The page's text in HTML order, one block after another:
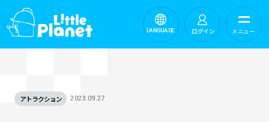
ログイン
LANGUAGE メニュー
アトラクション 2023.09.27